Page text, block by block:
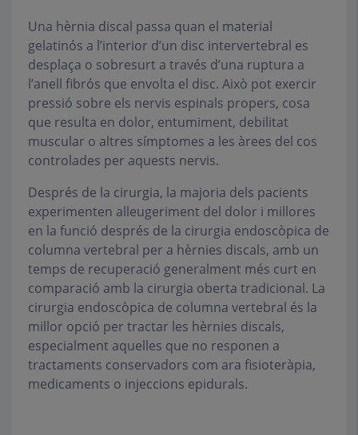
Una hèrnia discal passa quan el material
gelatinós a l’interior d’un disc intervertebral es
desplaça o sobresurt a través d’una ruptura a
l’anell fibrós que envolta el disc. Això pot exercir
pressió sobre els nervis espinals propers, cosa
que resulta en dolor, entumiment, debilitat
muscular o altres símptomes a les àrees del cos
controlades per aquests nervis.
Després de la cirurgia, la majoria dels pacients
experimenten alleugeriment del dolor i millores
en la funció després de la cirurgia endoscòpica de
columna vertebral per a hèrnies discals, amb un
temps de recuperació generalment més curt en
comparació amb la cirurgia oberta tradicional. La
cirurgia endoscòpica de columna vertebral és la
millor opció per tractar les hèrnies discals,
especialment aquelles que no responen a
tractaments conservadors com ara fisioteràpia,
medicaments o injeccions epidurals.